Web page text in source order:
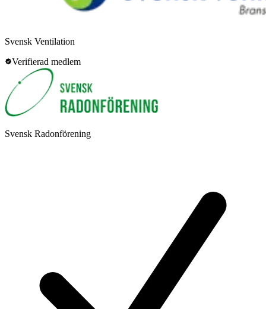
Svensk Ventilation
Verifierad medlem
Svensk Radonförening